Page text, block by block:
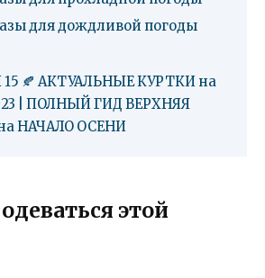
для дождливой погоды
15 🍂 АКТУАЛЬНЫЕ КУРТКИ на
| ПОЛНЫЙ ГИД ВЕРХНЯЯ
НАЧАЛО ОСЕНИ
этой